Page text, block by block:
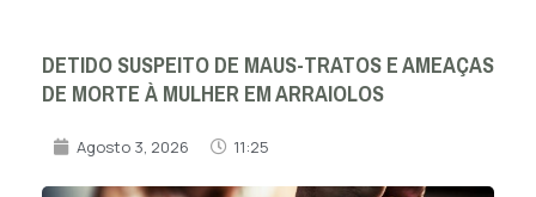
DETIDO SUSPEITO DE MAUS-TRATOS E AMEAÇAS
DE MORTE À MULHER EM ARRAIOLOS
Agosto 3, 2026 11:25